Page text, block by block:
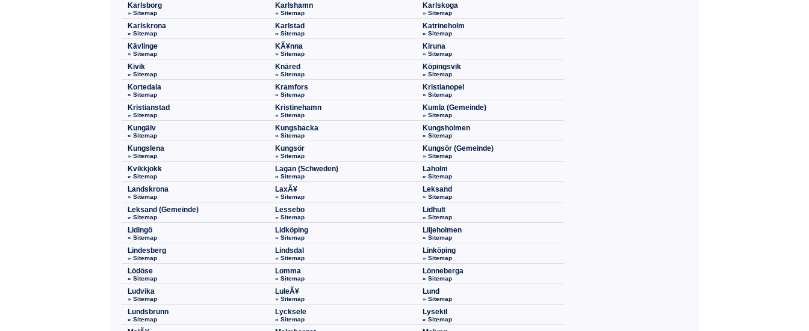
Karlsborg
» Sitemap
Karlshamn
» Sitemap
Karlskoga
» Sitemap
Karlskrona
» Sitemap
Karlstad
» Sitemap
Katrineholm
» Sitemap
Kävlinge
» Sitemap
KÃ¥nna
» Sitemap
Kiruna
» Sitemap
Kivik
» Sitemap
Knäred
» Sitemap
Köpingsvik
» Sitemap
Kortedala
» Sitemap
Kramfors
» Sitemap
Kristianopel
» Sitemap
Kristianstad
» Sitemap
Kristinehamn
» Sitemap
Kumla (Gemeinde)
» Sitemap
Kungälv
» Sitemap
Kungsbacka
» Sitemap
Kungsholmen
» Sitemap
Kungslena
» Sitemap
Kungsör
» Sitemap
Kungsör (Gemeinde)
» Sitemap
Kvikkjokk
» Sitemap
Lagan (Schweden)
» Sitemap
Laholm
» Sitemap
Landskrona
» Sitemap
LaxÃ¥
» Sitemap
Leksand
» Sitemap
Leksand (Gemeinde)
» Sitemap
Lessebo
» Sitemap
Lidhult
» Sitemap
Lidingö
» Sitemap
Lidköping
» Sitemap
Liljeholmen
» Sitemap
Lindesberg
» Sitemap
Lindsdal
» Sitemap
Linköping
» Sitemap
Lödöse
» Sitemap
Lomma
» Sitemap
Lönneberga
» Sitemap
Ludvika
» Sitemap
LuleÃ¥
» Sitemap
Lund
» Sitemap
Lundsbrunn
» Sitemap
Lycksele
» Sitemap
Lysekil
» Sitemap